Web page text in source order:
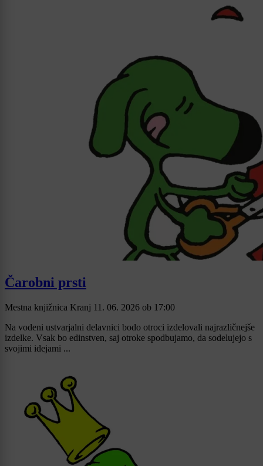
Čarobni prsti
Mestna knjižnica Kranj 11. 06. 2026 ob 17:00
Na vodeni ustvarjalni delavnici bodo otroci izdelovali najrazličnejše
izdelke. Vsak bo edinstven, saj otroke spodbujamo, da sodelujejo s
svojimi idejami ...